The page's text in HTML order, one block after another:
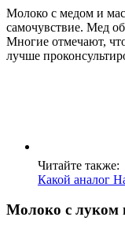
Молоко с медом и
самочувствие. Мед
Многие отмечают,
лучше
Читайте также:
Какой аналог
Молоко с луком